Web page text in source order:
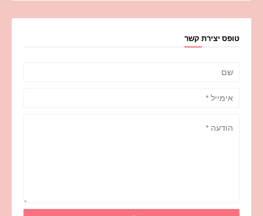
טופס יצירת קשר